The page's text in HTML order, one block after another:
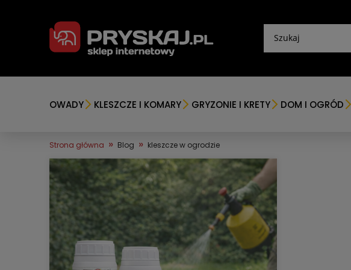
OWADY KLESZCZE I KOMARY GRYZONIE I KRETY DOM I OGRÓD
Strona główna » Blog » kleszcze w ogrodzie